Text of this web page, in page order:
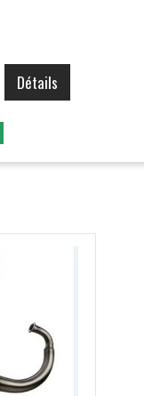
Détails